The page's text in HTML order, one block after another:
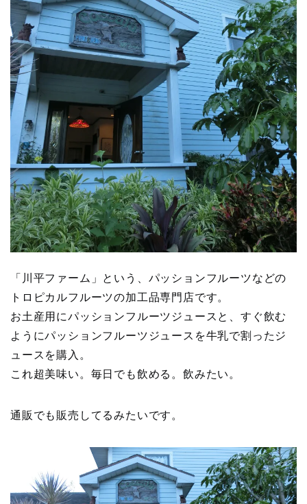
「川平ファーム」という、パッションフルーツなどの
トロピカルフルーツの加工品専門店です。
お土産用にパッションフルーツジュースと、すぐ飲む
ようにパッションフルーツジュースを牛乳で割ったジ
ュースを購入。
これ超美味い。毎日でも飲める。飲みたい。
通販でも販売してるみたいです。